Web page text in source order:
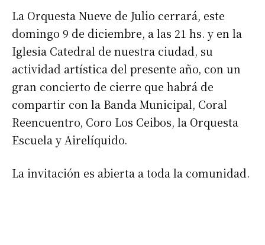
La Orquesta Nueve de Julio cerrará, este
domingo 9 de diciembre, a las 21 hs. y en la
Iglesia Catedral de nuestra ciudad, su
actividad artística del presente año, con un
gran concierto de cierre que habrá de
compartir con la Banda Municipal, Coral
Reencuentro, Coro Los Ceibos, la Orquesta
Escuela y Airelíquido.
La invitación es abierta a toda la comunidad.